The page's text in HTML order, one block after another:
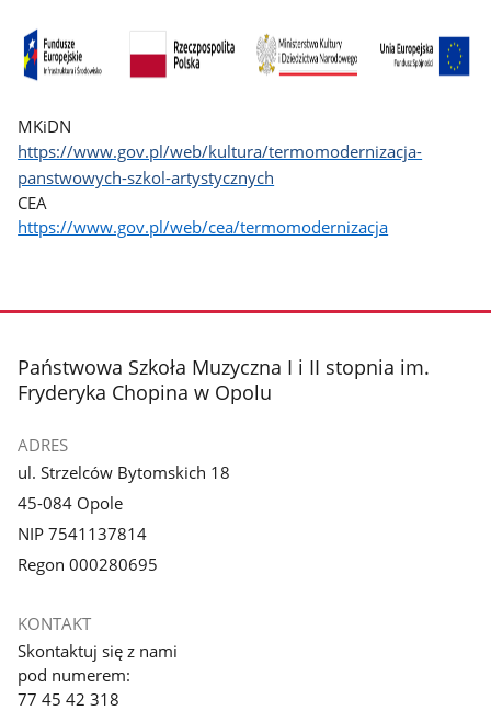
MKiDN
https://www.gov.pl/web/kultura/termomodernizacja-
panstwowych-szkol-artystycznych
CEA
https://www.gov.pl/web/cea/termomodernizacja
stopka
Państwowa Szkoła Muzyczna I i II stopnia im.
Fryderyka Chopina w Opolu
ADRES
ul. Strzelców Bytomskich 18
45-084 Opole
NIP 7541137814
Regon 000280695
KONTAKT
Skontaktuj się z nami
pod numerem:
77 45 42 318